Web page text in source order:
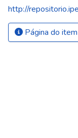
http://
Página do